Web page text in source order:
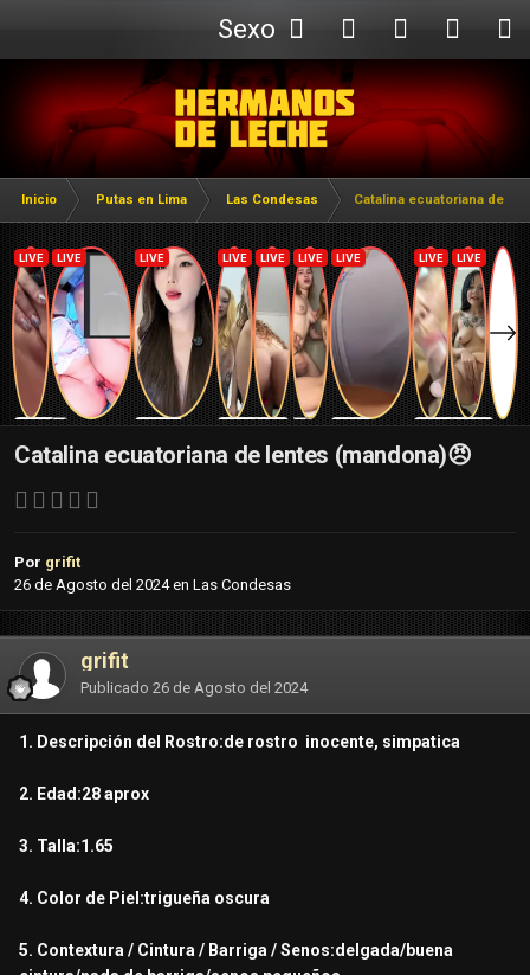
Sexo
Webcam
Inicio Putas en Lima Las Condesas Catalina ecuatoriana de
Catalina ecuatoriana de lentes (mandona)😠
Por grifit
26 de Agosto del 2024en Las Condesas
grifit
Publicado 26 de Agosto del 2024
1. Descripción del Rostro:de rostro inocente, simpatica
2. Edad:28 aprox
3. Talla:1.65
4. Color de Piel:trigueña oscura
5. Contextura / Cintura / Barriga / Senos:delgada/buena